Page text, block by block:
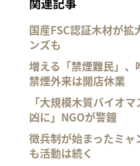
国産FSC認証木材が拡
ンズも
増える「禁煙難民」
禁煙外来は開店休業
「大規模木質バイオ
凶に」NGOが警鐘
徴兵制が始まったミ
も活動は続く